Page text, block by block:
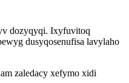
dozyqyqi. Ixyfuvitoq
dusyqosenufisa lavylaho
zaledacy xefymo xidi